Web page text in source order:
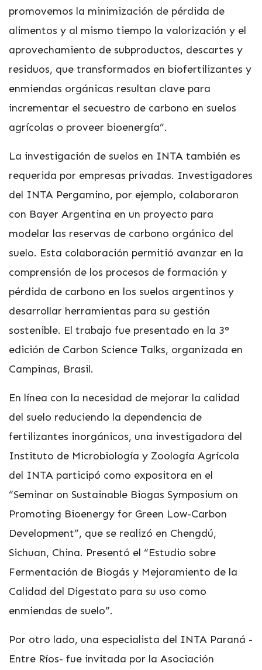
promovemos la minimización de pérdida de
alimentos y al mismo tiempo la valorización y el
aprovechamiento de subproductos, descartes y
residuos, que transformados en biofertilizantes y
enmiendas orgánicas resultan clave para
incrementar el secuestro de carbono en suelos
agrícolas o proveer bioenergía”.
La investigación de suelos en INTA también es
requerida por empresas privadas. Investigadores
del INTA Pergamino, por ejemplo, colaboraron
con Bayer Argentina en un proyecto para
modelar las reservas de carbono orgánico del
suelo. Esta colaboración permitió avanzar en la
comprensión de los procesos de formación y
pérdida de carbono en los suelos argentinos y
desarrollar herramientas para su gestión
sostenible. El trabajo fue presentado en la 3°
edición de Carbon Science Talks, organizada en
Campinas, Brasil.
En línea con la necesidad de mejorar la calidad
del suelo reduciendo la dependencia de
fertilizantes inorgánicos, una investigadora del
Instituto de Microbiología y Zoología Agrícola
del INTA participó como expositora en el
“Seminar on Sustainable Biogas Symposium on
Promoting Bioenergy for Green Low-Carbon
Development”, que se realizó en Chengdú,
Sichuan, China. Presentó el “Estudio sobre
Fermentación de Biogás y Mejoramiento de la
Calidad del Digestato para su uso como
enmiendas de suelo”.
Por otro lado, una especialista del INTA Paraná -
Entre Ríos- fue invitada por la Asociación